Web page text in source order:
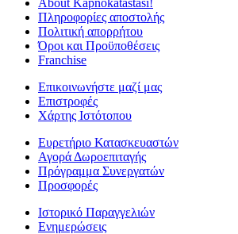
About Kapnokatastasi!
Πληροφορίες αποστολής
Πολιτική απορρήτου
Όροι και Προϋποθέσεις
Franchise
Επικοινωνήστε μαζί μας
Επιστροφές
Χάρτης Ιστότοπου
Ευρετήριο Κατασκευαστών
Αγορά Δωροεπιταγής
Πρόγραμμα Συνεργατών
Προσφορές
Ιστορικό Παραγγελιών
Ενημερώσεις